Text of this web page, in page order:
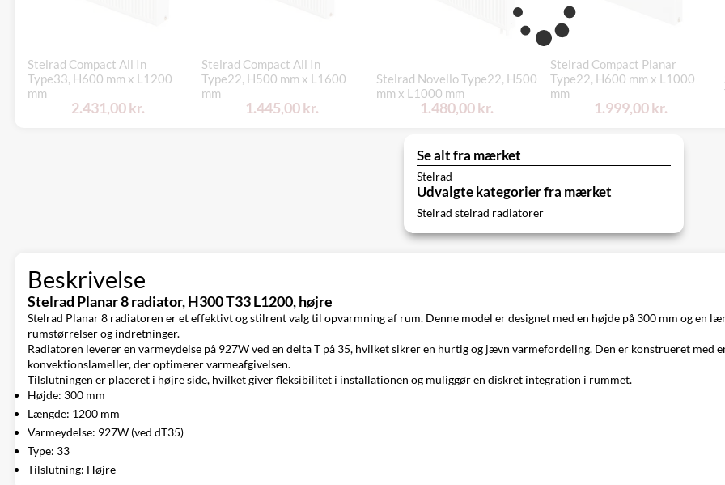
Stelrad Compact All In
Type33, H600 mm x L1200
mm
2.431,00 kr.
Stelrad Compact All In
Type22, H500 mm x L1600
mm
1.445,00 kr.
Stelrad Novello Type22, H500
mm x L1000 mm
1.480,00 kr.
Stelrad Compact Planar
Type22, H600 mm x L1000
mm
1.999,00 kr.
Se alt fra mærket
Stelrad
Udvalgte kategorier fra mærket
Stelrad stelrad radiatorer
Beskrivelse
Stelrad Planar 8 radiator, H300 T33 L1200, højre
Stelrad Planar 8 radiatoren er et effektivt og stilrent valg til opvarmning af rum. Denne model er designet med en højde på 300 mm og en
rumstørrelser og indretninger.
Radiatoren leverer en varmeydelse på 927W ved en delta T på 35, hvilket sikrer en hurtig og jævn varmefordeling. Den er konstrueret med
konvektionslameller, der optimerer varmeafgivelsen.
Tilslutningen er placeret i højre side, hvilket giver fleksibilitet i installationen og muliggør en diskret integration i rummet.
Højde: 300 mm
Længde: 1200 mm
Varmeydelse: 927W (ved dT35)
Type: 33
Tilslutning: Højre